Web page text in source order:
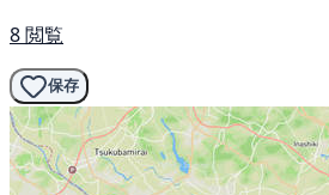
8 閲覧
保存